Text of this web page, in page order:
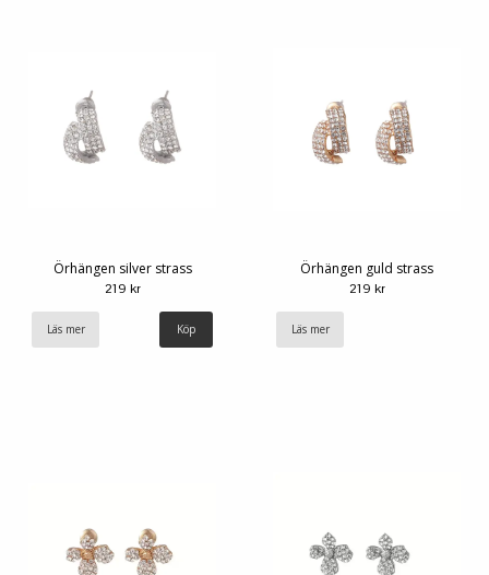
Örhängen silver strass
219 kr
Läs mer
Örhängen guld strass
219 kr
Läs mer